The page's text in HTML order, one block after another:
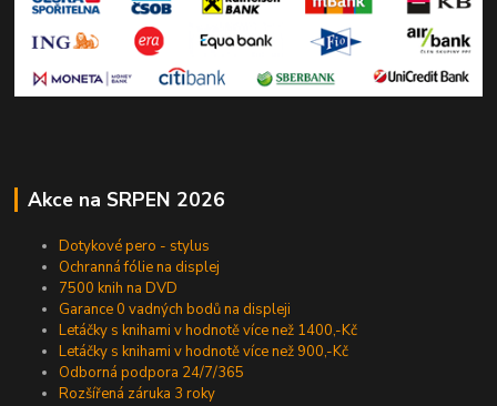
Akce na SRPEN 2026
Dotykové pero - stylus
Ochranná fólie na displej
7500 knih na DVD
Garance 0 vadných bodů na displeji
Letáčky s knihami v hodnotě více než 1400,-Kč
Letáčky s knihami v hodnotě více než 900,-Kč
Odborná podpora 24/7/365
Rozšířená záruka 3 roky